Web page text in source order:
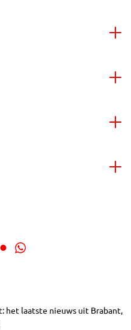
het laatste nieuws uit Brabant,